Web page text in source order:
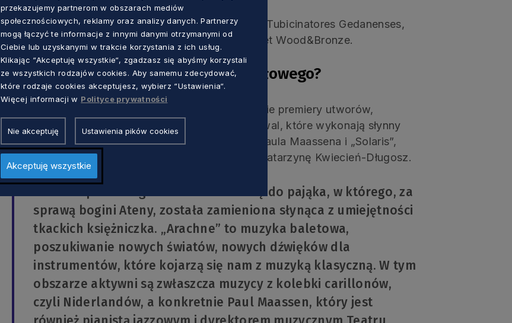
Oprócz carillonistów wystąpią również muzycy z Tubicinatores Gedanenses,
gdański NeoQuartet oraz gdańsko-krakowski duet Wood&Bronze.
Co usłyszymy podczas koncertu finałowego?
Na finał w piątek, 27 sierpnia zaplanowane są dwie premiery utworów,
skomponowanych specjalnie na tegoroczny festiwal, które wykonają słynny
NeoQuartet i Paul Maassen. Będą to „Arachne” Paula Maassena i „Solaris”,
napisana w hołdzie Stanisławowi Lemowi przez Katarzynę Kwiecień-Długosz.
– Nazwa pierwszego utworu odnosi się do pająka, w którego, za
sprawą bogini Ateny, została zamieniona słynąca z umiejętności
tkackich księżniczka. „Arachne” to muzyka baletowa,
poszukiwanie nowych światów, nowych dźwięków dla
instrumentów, które kojarzą się nam z muzyką klasyczną. W tym
obszarze aktywni są zwłaszcza muzycy z kolebki carillonów,
czyli Niderlandów, a konkretnie Paul Maassen, który jest
przekazujemy partnerom w obszarach mediów
społecznościowych, reklamy oraz analizy danych. Partnerzy
mogą łączyć te informacje z innymi danymi otrzymanymi od
Ciebie lub uzyskanymi w trakcie korzystania z ich usług.
Klikając “Akceptuję wszystkie“, zgadzasz się abyśmy korzystali
ze wszystkich rodzajów cookies. Aby samemu zdecydować,
które rodzaje cookies akceptujesz, wybierz “Ustawienia“.
Więcej informacji w Polityce prywatności
Nie akceptuję Ustawienia pików cookies
Akceptuję wszystkie